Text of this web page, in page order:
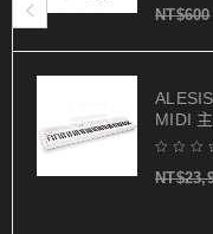
NT$600
MIDI
NT$